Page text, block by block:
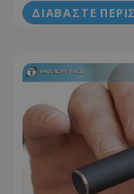
ΔΙΑΒΆΣΤΕ